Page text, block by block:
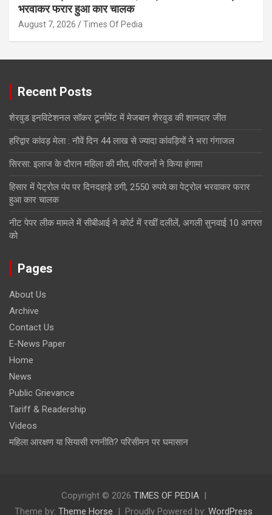
भरवाकर फरार हुआ कार चालक
August 7, 2026 Times Of Pedia
Recent Posts
शेरवुड इनविटेशनल सॉकर टूर्नामेंट में मेजबान शेरवुड की शानदार जीत
हरिद्वार कांवड़ मेला : नौवें दिन 44 लाख से ज्यादा कांवड़ियों ने भरा गंगाजल
सिरसा: इलाज के दौरान महिला की मौत, परिजनों ने किया हंगामा
हिसार में पेट्रोल पंप पर दिनदहाड़े ठगी, 2550 रुपये का पेट्रोल भरवाकर फरार
हुआ कार चालक
नीट पेपर लीक मामले में सीबीआई ने कोर्ट में रखीं दलीलें, अगली सुनवाई 10 अगस्त
को
Pages
About Us
Archive
Contact Us
E-News Paper
Home
News
Public Grievance
Tariff & Readership
Videos
महिला आरक्षण या सियासी रणनीति? परिसीमन पर घमासान
Copyright © 2026 TIMES OF PEDIA
Theme by: Theme Horse Proudly Powered by: WordPress